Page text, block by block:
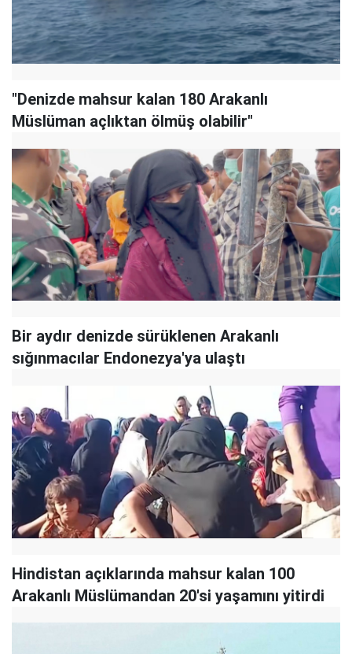
"Denizde mahsur kalan 180 Arakanlı
Müslüman açlıktan ölmüş olabilir"
Bir aydır denizde sürüklenen Arakanlı
sığınmacılar Endonezya'ya ulaştı
Hindistan açıklarında mahsur kalan 100
Arakanlı Müslümandan 20'si yaşamını yitirdi